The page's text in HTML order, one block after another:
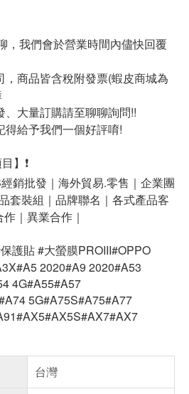
，我們會於營業時間內儘快回覆
商品皆含稅附發票(蝦皮商城為
大量訂購請至聊聊詢問!!
給予我們一個好評唷!
】❗
銷批發｜海外貿易.零售｜企業團
套裝組｜品牌聯名｜各式產品客
｜異業合作｜
護貼 #大螢膜PROIII#OPPO
2020#A9 2020#A53
4G#A55#A57
5G#A75S#A75#A77
台灣